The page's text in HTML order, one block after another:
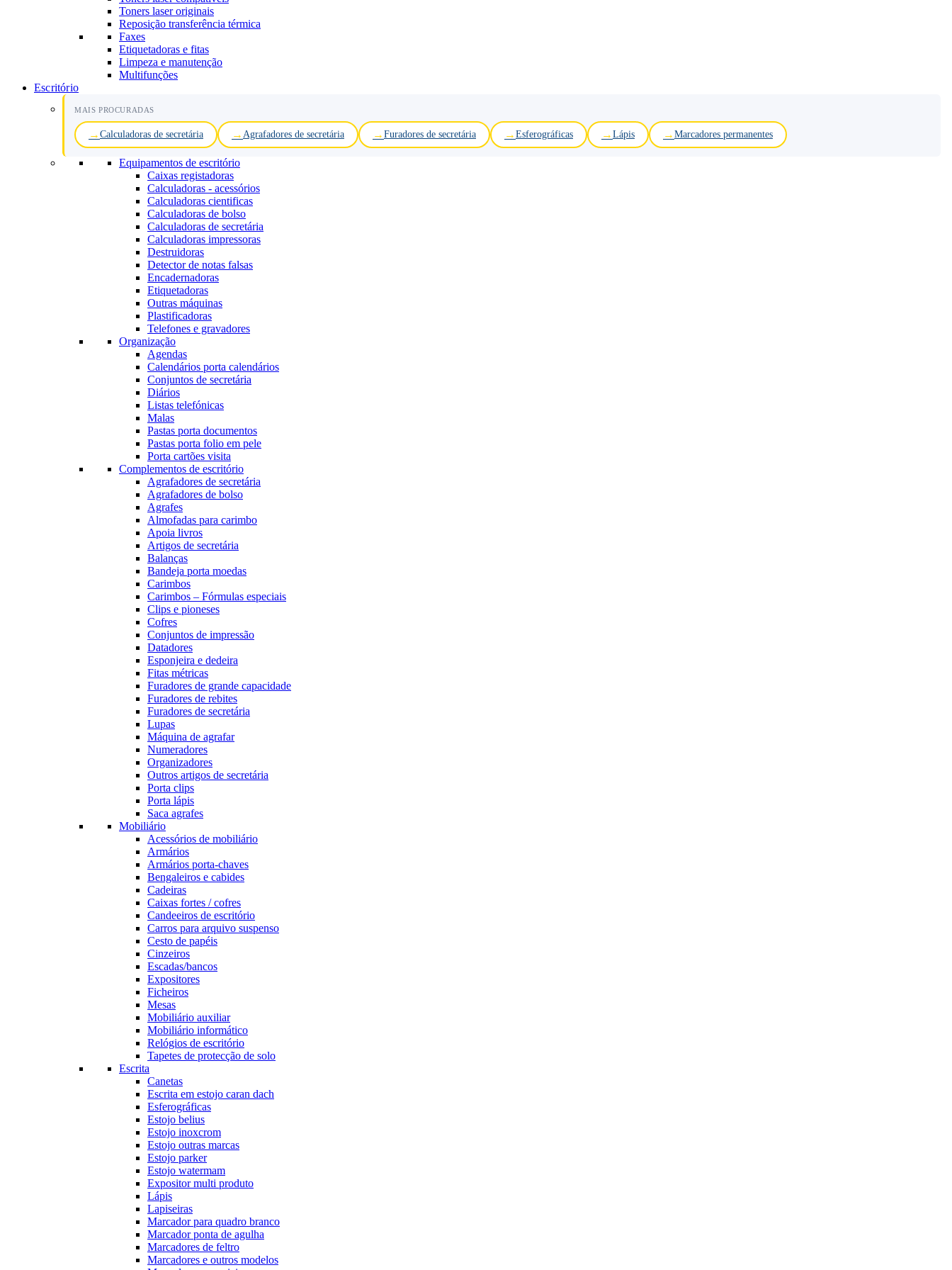
Toners laser originais
Reposição transferência térmica
Faxes
Etiquetadoras e fitas
Limpeza e manutenção
Multifunções
Escritório
MAIS PROCURADAS
Calculadoras de secretária Agrafadores de secretária Furadores de secretária Esferográficas Lápis Marcadores permanentes
Equipamentos de escritório
Caixas registadoras
Calculadoras - acessórios
Calculadoras cientificas
Calculadoras de bolso
Calculadoras de secretária
Calculadoras impressoras
Destruidoras
Detector de notas falsas
Encadernadoras
Etiquetadoras
Outras máquinas
Plastificadoras
Telefones e gravadores
Organização
Agendas
Calendários porta calendários
Conjuntos de secretária
Diários
Listas telefónicas
Malas
Pastas porta documentos
Pastas porta folio em pele
Porta cartões visita
Complementos de escritório
Agrafadores de secretária
Agrafadores de bolso
Agrafes
Almofadas para carimbo
Apoia livros
Artigos de secretária
Balanças
Bandeja porta moedas
Carimbos
Carimbos – Fórmulas especiais
Clips e pioneses
Cofres
Conjuntos de impressão
Datadores
Esponjeira e dedeira
Fitas métricas
Furadores de grande capacidade
Furadores de rebites
Furadores de secretária
Lupas
Máquina de agrafar
Numeradores
Organizadores
Outros artigos de secretária
Porta clips
Porta lápis
Saca agrafes
Mobiliário
Acessórios de mobiliário
Armários
Armários porta-chaves
Bengaleiros e cabides
Cadeiras
Caixas fortes / cofres
Candeeiros de escritório
Carros para arquivo suspenso
Cesto de papéis
Cinzeiros
Escadas/bancos
Expositores
Ficheiros
Mesas
Mobiliário auxiliar
Mobiliário informático
Relógios de escritório
Tapetes de protecção de solo
Escrita
Canetas
Escrita em estojo caran dach
Esferográficas
Estojo belius
Estojo inoxcrom
Estojo outras marcas
Estojo parker
Estojo watermam
Expositor multi produto
Lápis
Lapiseiras
Marcador para quadro branco
Marcador ponta de agulha
Marcadores de feltro
Marcadores e outros modelos